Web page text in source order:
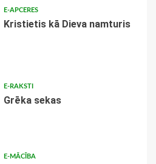
E-APCERES
Kristietis kā Dieva namturis
E-RAKSTI
Grēka sekas
E-MĀCĪBA